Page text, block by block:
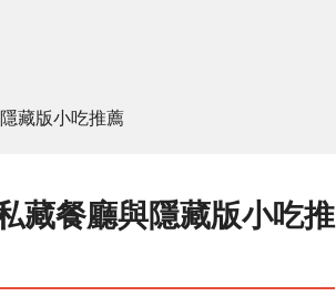
藏版小吃推薦
藏餐廳與隱藏版小吃推